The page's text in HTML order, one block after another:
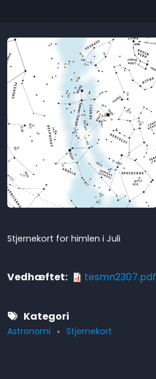
Stjernekort for himlen i Juli
Vedhæftet tesmn2307.pdf
Kategori
Astronomi Stjernekort